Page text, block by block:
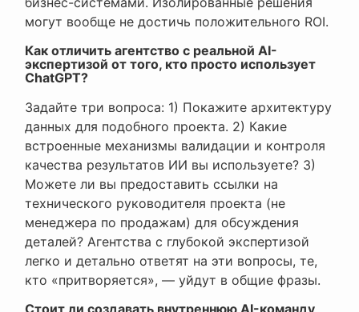
могут вообще не достичь положительного ROI.
Как отличить агентство с реальной AI-
экспертизой от того, кто просто использует
ChatGPT?
Задайте три вопроса: 1) Покажите архитектуру
данных для подобного проекта. 2) Какие
встроенные механизмы валидации и контроля
качества результатов ИИ вы используете? 3)
Можете ли вы предоставить ссылки на
технического руководителя проекта (не
менеджера по продажам) для обсуждения
деталей? Агентства с глубокой экспертизой
легко и детально ответят на эти вопросы, те,
кто «притворяется», — уйдут в общие фразы.